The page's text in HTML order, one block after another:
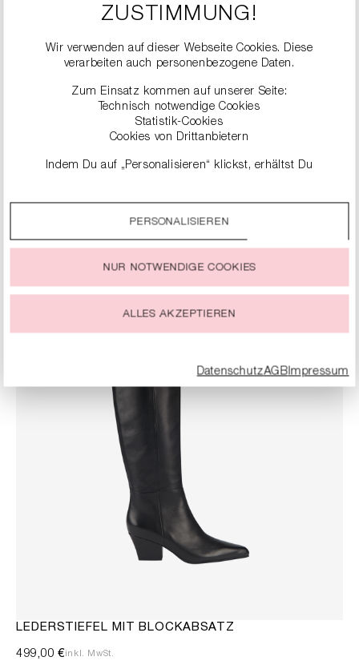
40
46 48
Benachrichtige mich, sobald das Produkt auf Lager ist.
LEDERSTIEFEL MIT BLOCKABSATZ
499,00 €inkl. MwSt.
ZUSTIMMUNG!
Wir verwenden auf dieser Webseite Cookies. Diese
verarbeiten auch personenbezogene Daten.
Zum Einsatz kommen auf unserer Seite:
Technisch notwendige Cookies
Statistik-Cookies
Cookies von Drittanbietern
Indem Du auf „Personalisieren“ klickst, erhältst Du
Durch einen Klick auf das Auswahlfeld „Alle akzeptieren“
stimmst Du der Verwendung aller Cookies zu, die unter
jeder Zeit ändern oder widerrufen.
PERSONALISIEREN
NUR NOTWENDIGE COOKIES
ALLES AKZEPTIEREN
DatenschutzAGBImpressum